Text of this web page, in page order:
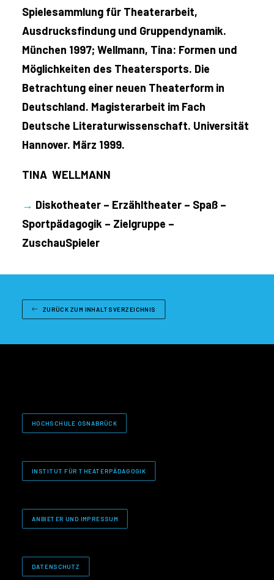
Spielesammlung für Theaterarbeit,
Ausdrucksfindung und Gruppendynamik.
München 1997; Wellmann, Tina: Formen und
Möglichkeiten des Theatersports. Die
Betrachtung einer neuen Theaterform in
Deutschland. Magisterarbeit im Fach
Deutsche Literaturwissenschaft. Universität
Hannover. März 1999.
TINA WELLMANN
→ Diskotheater – Erzähltheater – Spaß –
Sportpädagogik – Zielgruppe –
ZuschauSpieler
ZURÜCK ZUM INHALTSVERZEICHNIS
HOCHSCHULE OSNABRÜCK
INSTITUT FÜR THEATERPÄDAGOGIK
ANBIETER UND IMPRESSUM
DATENSCHUTZ